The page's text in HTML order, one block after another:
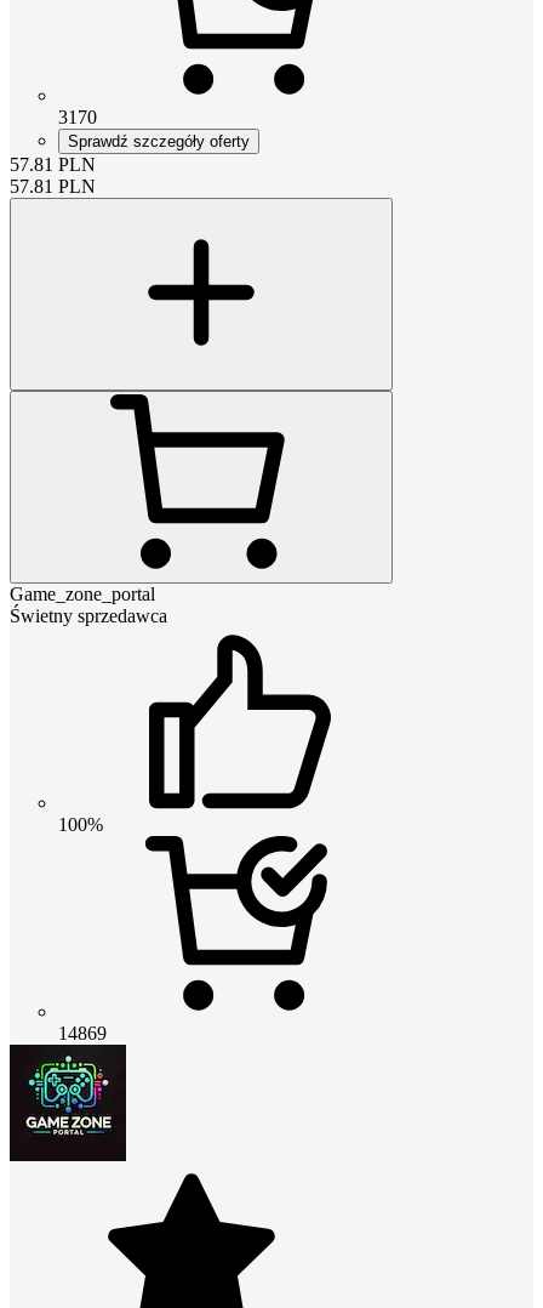
3170
Sprawdź szczegóły oferty
57.81 PLN
57.81 PLN
Game_zone_portal
Świetny sprzedawca
100%
14869